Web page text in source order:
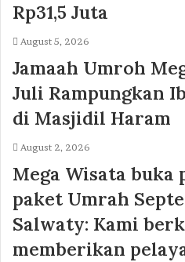
Rp31,5 Juta
August 5, 2026
Jamaah Umroh
Juli Rampungkan
di Masjidil Haram
August 2, 2026
Mega Wisata buka
paket Umrah
Salwaty: Kami
memberikan